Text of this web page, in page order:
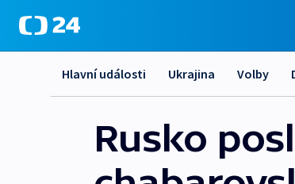
Hlavní události Ukrajina Volby
Rusko